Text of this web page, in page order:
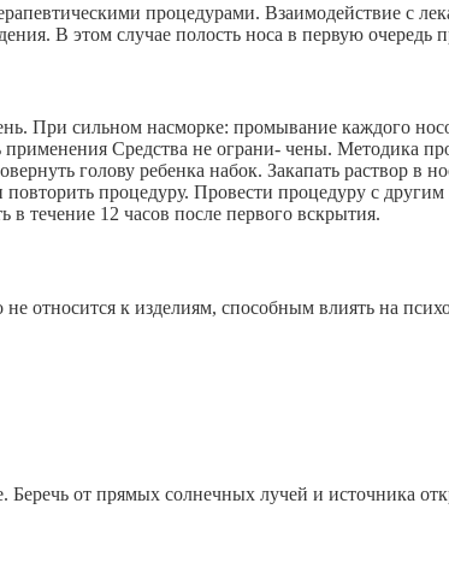
процедурами. Взаимодействие с
В этом случае полость носа в первую
При сильном насморке: промывание каждого
применения Средства не ограни- чены. Методика
голову ребенка набок. Закапать раствор в
процедуру. Провести процедуру с
в течение 12 часов после первого вскрытия.
относится к изделиям, способным влиять на
от прямых солнечных лучей и источника